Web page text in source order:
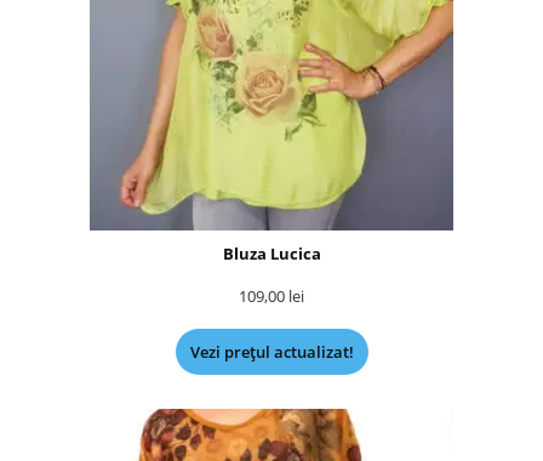
Bluza Lucica
109,00 lei
Vezi prețul actualizat!